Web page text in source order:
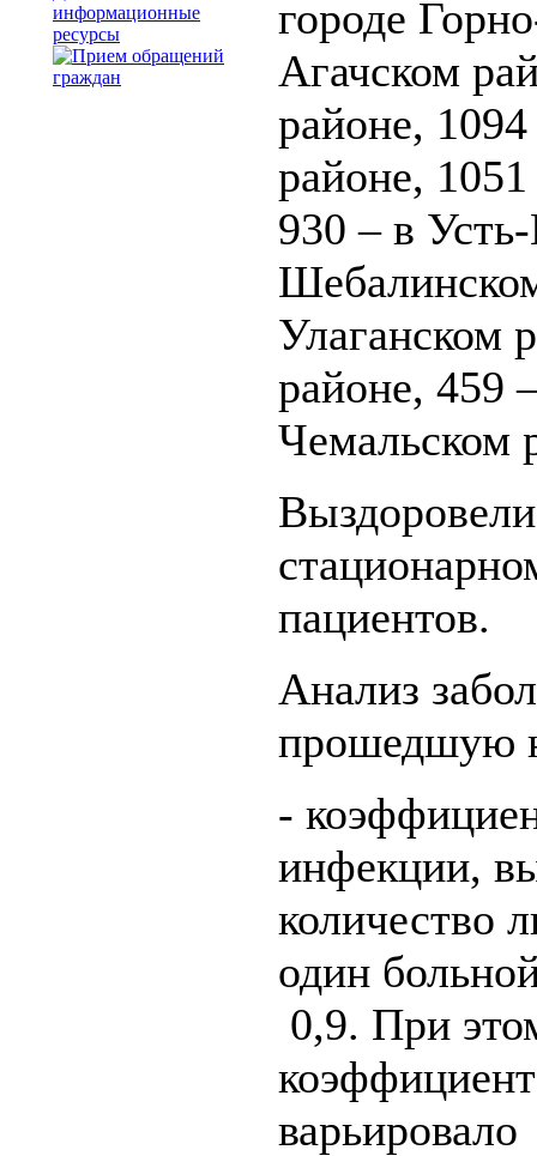
информационные
ресурсы
городе
Агачском
районе,
районе,
930 – в
Улаганском
районе, 459
Чемальском
пациентов.
Анализ
прошедшую
-
инфекции,
количество
один
0,9. При